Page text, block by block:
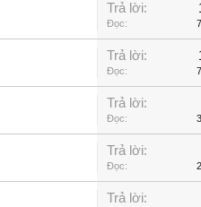
Trả lời:
Đọc:
Trả lời:
Đọc:
Trả lời:
Đọc:
Trả lời:
Đọc:
Trả lời: